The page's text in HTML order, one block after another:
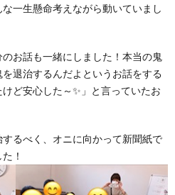
一生懸命考えながら動いていまし
お話も一緒にしました！本当の鬼
退治するんだよというお話をする
ど安心した～✨」と言っていたお
るべく、オニに向かって新聞紙で
！